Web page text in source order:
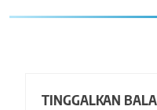
TINGGALKAN